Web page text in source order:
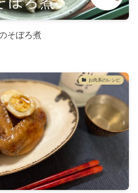
そぼろ煮
お肉系のレシピ